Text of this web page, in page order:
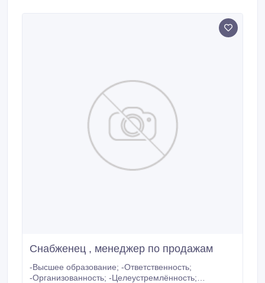
Снабженец , менеджер по продажам
-Высшее образование; -Ответственность;
-Организованность; -Целеустремлённость;